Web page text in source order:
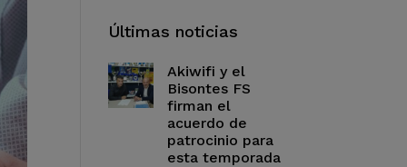
Últimas noticias
Akiwifi y el
Bisontes FS
firman el
acuerdo de
patrocinio para
esta temporada